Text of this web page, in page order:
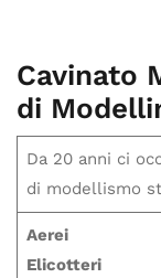
Cavinato
di
Da 20 anni ci
di modellismo
Aerei
Elicotteri